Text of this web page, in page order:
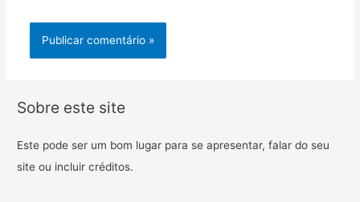
Sobre este site
Este pode ser um bom lugar para se apresentar, falar do seu
site ou incluir créditos.